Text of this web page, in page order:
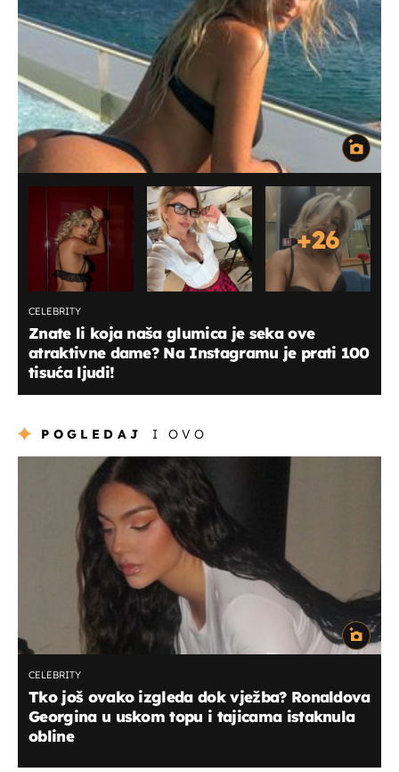
+26
CELEBRITY
Znate li koja naša glumica je seka ove
atraktivne dame? Na Instagramu je prati 100
tisuća ljudi!
POGLEDAJ I OVO
CELEBRITY
Tko još ovako izgleda dok vježba? Ronaldova
Georgina u uskom topu i tajicama istaknula
obline